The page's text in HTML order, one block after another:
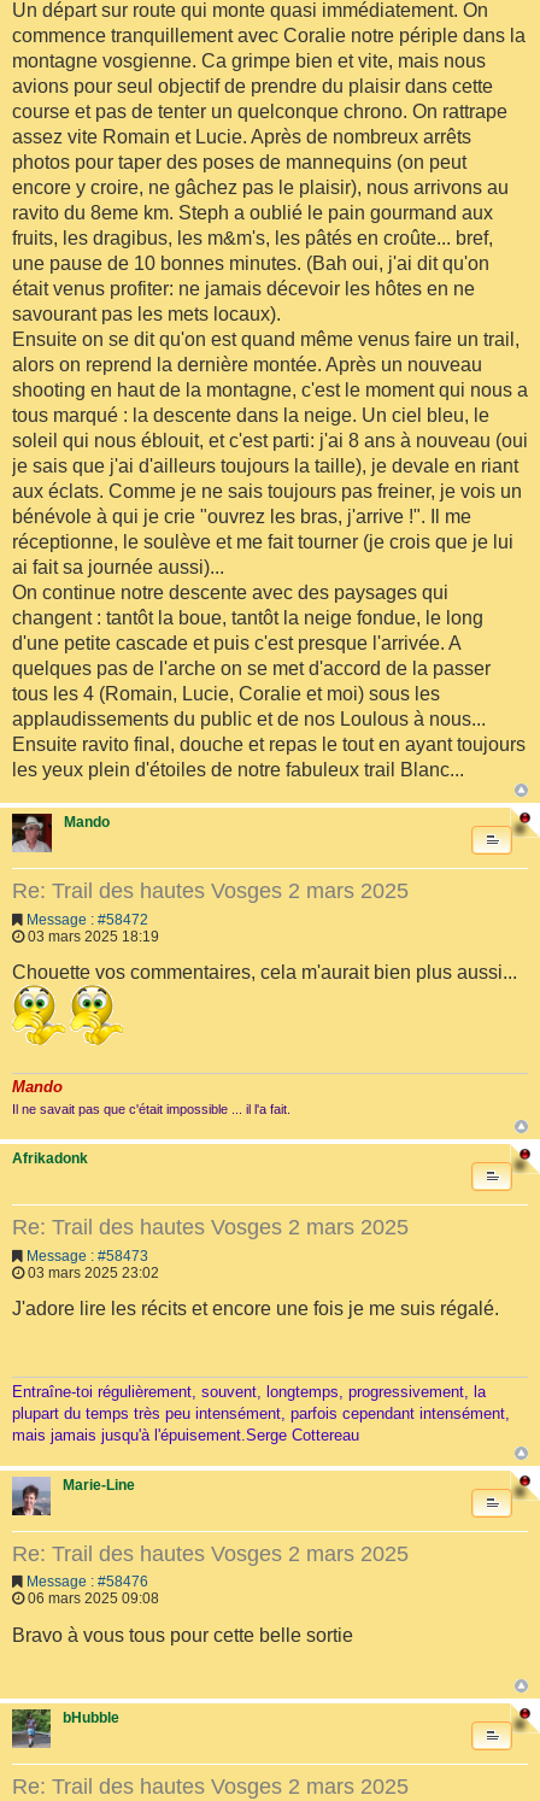
Un départ sur route qui monte quasi immédiatement. On
commence tranquillement avec Coralie notre périple dans la
montagne vosgienne. Ca grimpe bien et vite, mais nous
avions pour seul objectif de prendre du plaisir dans cette
course et pas de tenter un quelconque chrono. On rattrape
assez vite Romain et Lucie. Après de nombreux arrêts
photos pour taper des poses de mannequins (on peut
encore y croire, ne gâchez pas le plaisir), nous arrivons au
ravito du 8eme km. Steph a oublié le pain gourmand aux
fruits, les dragibus, les m&m's, les pâtés en croûte... bref,
une pause de 10 bonnes minutes. (Bah oui, j'ai dit qu'on
était venus profiter: ne jamais décevoir les hôtes en ne
savourant pas les mets locaux).
Ensuite on se dit qu'on est quand même venus faire un trail,
alors on reprend la dernière montée. Après un nouveau
shooting en haut de la montagne, c'est le moment qui nous a
tous marqué : la descente dans la neige. Un ciel bleu, le
soleil qui nous éblouit, et c'est parti: j'ai 8 ans à nouveau (oui
je sais que j'ai d'ailleurs toujours la taille), je devale en riant
aux éclats. Comme je ne sais toujours pas freiner, je vois un
bénévole à qui je crie "ouvrez les bras, j'arrive !". Il me
réceptionne, le soulève et me fait tourner (je crois que je lui
ai fait sa journée aussi)...
On continue notre descente avec des paysages qui
changent : tantôt la boue, tantôt la neige fondue, le long
d'une petite cascade et puis c'est presque l'arrivée. A
quelques pas de l'arche on se met d'accord de la passer
tous les 4 (Romain, Lucie, Coralie et moi) sous les
applaudissements du public et de nos Loulous à nous...
Ensuite ravito final, douche et repas le tout en ayant toujours
les yeux plein d'étoiles de notre fabuleux trail Blanc...
Mando
Re: Trail des hautes Vosges 2 mars 2025
Message : #58472
03 mars 2025 18:19
Chouette vos commentaires, cela m'aurait bien plus aussi...
Mando
Il ne savait pas que c'était impossible ... il l'a fait.
Afrikadonk
Re: Trail des hautes Vosges 2 mars 2025
Message : #58473
03 mars 2025 23:02
J'adore lire les récits et encore une fois je me suis régalé.
Entraîne-toi régulièrement, souvent, longtemps, progressivement, la
plupart du temps très peu intensément, parfois cependant intensément,
mais jamais jusqu'à l'épuisement.Serge Cottereau
Marie-Line
Re: Trail des hautes Vosges 2 mars 2025
Message : #58476
06 mars 2025 09:08
Bravo à vous tous pour cette belle sortie
bHubble
Re: Trail des hautes Vosges 2 mars 2025